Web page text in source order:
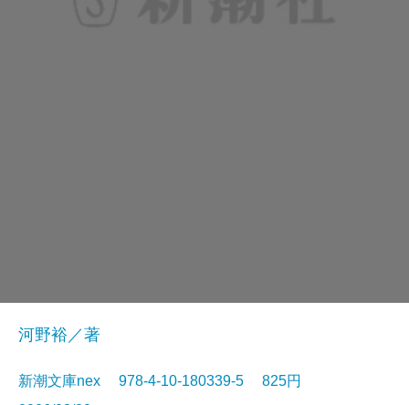
河野裕／著
新潮文庫nex 978-4-10-180339-5 825円